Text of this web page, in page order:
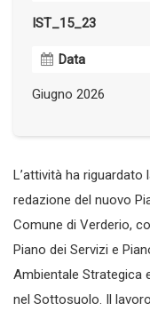
IST_15_23
Data
Giugno 2026
L’attività ha
redazione del nuovo
Comune di Verderio,
Piano dei Servizi e
Ambientale Strategica
nel Sottosuolo. Il